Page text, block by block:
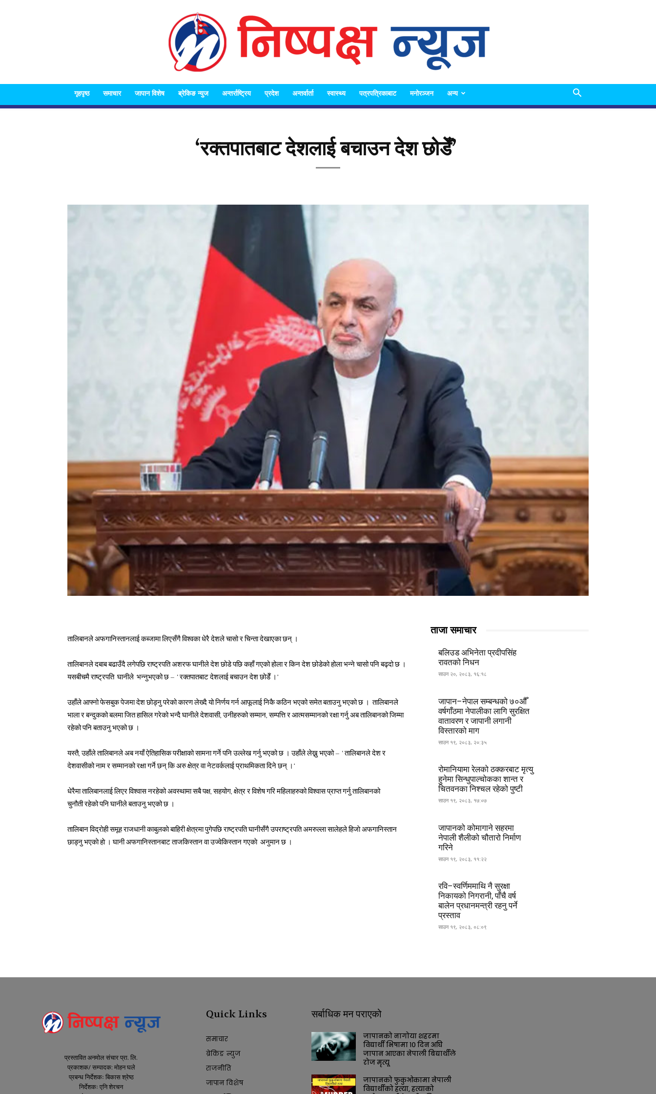
गृहपृष्ठ समाचार जापान विशेष ब्रेकिङ न्युज अन्तर्राष्ट्रिय प्रदेश अन्तर्वार्ता स्वास्थ्य पत्रपत्रिकाबाट मनोरञ्जन अन्य
‘रक्तपातबाट देशलाई बचाउन देश छोडेँ’
तालिबानले अफगानिस्तानलाई कब्जामा लिएसँगै विश्वका धेरै देशले चासो र चिन्ता देखाएका छन् ।
तालिबानले दबाब बढाउँदै लगेपछि राष्ट्रपति अशरफ घानीले देश छोडे पछि कहाँ गएको होला र किन देश छोडेको होला भन्ने चासो पनि बढ्दो छ ।
यसबीचमै राष्ट्रपति घानीले भन्नुभएको छ – ‘रक्तपातबाट देशलाई बचाउन देश छोडेँ ।’
उहाँले आफ्नो फेसबुक पेजमा देश छोड्नु परेको कारण लेख्दै यो निर्णय गर्न आफूलाई निकै कठिन भएको समेत बताउनु भएको छ । तालिबानले
भाला र बन्दुकको बलमा जित हासिल गरेको भन्दै घानीले देशवासी, उनीहरुको सम्मान, सम्पत्ति र आत्मसम्मानको रक्षा गर्नु अब तालिबानको जिम्मा
रहेको पनि बताउनु भएको छ ।
यस्तै, उहाँले तालिबानले अब नयाँ ऐतिहासिक परीक्षाको सामना गर्ने पनि उल्लेख गर्नु भएको छ । उहाँले लेख्नु भएको – ‘तालिबानले देश र
देशवासीको नाम र सम्मानको रक्षा गर्ने छन् कि अरु क्षेत्र वा नेटवर्कलाई प्राथमिकता दिने छन् ।’
धेरैमा तालिबानलाई लिएर विश्वास नरहेको अवस्थामा सबै पक्ष, सहयोग, क्षेत्र र विशेष गरि महिलाहरुको विश्वास प्राप्त गर्नु तालिबानको
चुनौती रहेको पनि घानीले बताउनु भएको छ ।
तालिबान विद्राेही समूह राजधानी काबुलकाे बाहिरी क्षेत्रमा पुगेपछि राष्ट्रपति घानीसँगै उपराष्ट्रपति अमरुल्ला सालेहले हिजाे अफगानिस्तान
छाड्नु भएकाे हाे । घानी अफगानिस्तानबाट ताजकिस्तान वा उज्वेकिस्तान गएकाे अनुमान छ ।
ताजा समाचार
बलिउड अभिनेता प्रदीपसिंह
रावतको निधन
साउन २०, २०८३, १६:१८
जापान–नेपाल सम्बन्धको ७०औँ
वर्षगाँठमा नेपालीका लागि सुरक्षित
वातावरण र जापानी लगानी
विस्तारको माग
साउन १९, २०८३, २०:३५
रोमानियामा रेलको ठक्करबाट मृत्यु
हुनेमा सिन्धुपाल्चोकका शान्त र
चितवनका निश्चल रहेको पुष्टी
साउन १९, २०८३, १७:०७
जापानको कोमागाने सहरमा
नेपाली शैलीको चौतारो निर्माण
गरिने
साउन १९, २०८३, ११:२२
रवि–स्वर्णिममाथि नै सुरक्षा
निकायको निगरानी, पाँचै वर्ष
बालेन प्रधानमन्त्री रहनु पर्ने
प्रस्ताव
साउन १९, २०८३, ०८:०९
प्रस्तावित अनमोल संचार प्रा. लि.
प्रकाशक/ सम्पादक: मोहन घले
प्रबन्ध निर्देशकः बिकास श्रेष्ठ
निर्देशकः एनि शेरचन
Quick Links
समाचार
ब्रेकिङ न्युज
राजनीति
जापान विशेष
सर्बाधिक मन पराएको
जापानको नागोया शहरमा
विद्यार्थी भिषामा १० दिन अघि
जापान आएका नेपाली बिद्यार्थीले
रोज मृत्यू
जापानको फुकुओकामा नेपाली
विद्यार्थीको हत्या, हत्याको